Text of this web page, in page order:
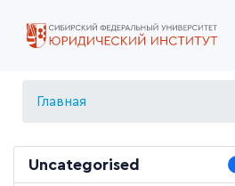
Главная
Uncategorised